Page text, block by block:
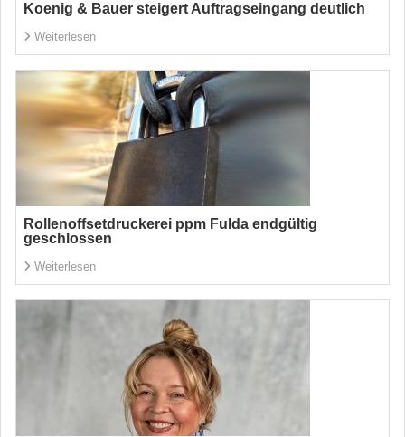
Koenig & Bauer steigert Auftragseingang deutlich
Weiterlesen
Rollenoffsetdruckerei ppm Fulda endgültig
geschlossen
Weiterlesen